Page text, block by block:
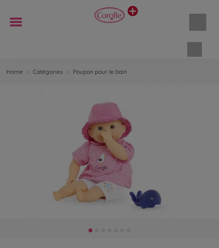
Home Catégories Poupon pour le bain